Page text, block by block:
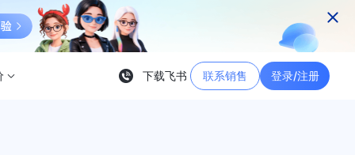
下载飞书 联系销售 登录/注册